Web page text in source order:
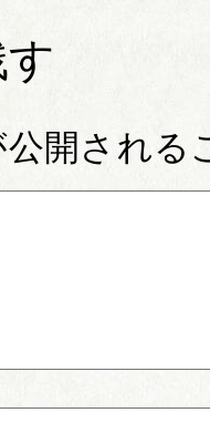
開される